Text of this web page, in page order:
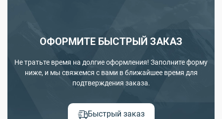
ОФОРМИТЕ БЫСТРЫЙ ЗАКАЗ
Не тратьте время на долгие оформления! Заполните форму
ниже, и мы свяжемся с вами в ближайшее время для
подтверждения заказа.
Быстрый заказ